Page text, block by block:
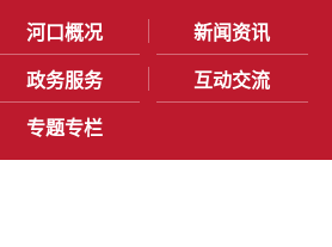
河口概况 新闻资讯
政务服务 互动交流
专题专栏